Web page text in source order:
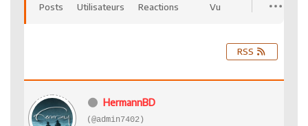
Posts Utilisateurs Reactions Vu
RSS
HermannBD
(@admin7402)